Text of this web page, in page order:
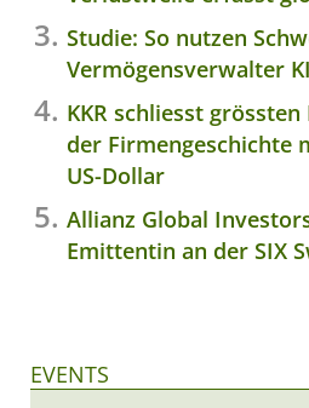
Studie: So nutzen
Vermögensverwalter KI
KKR schliesst
der Firmengeschichte
US-Dollar
Allianz Global
Emittentin an der SIX
EVENTS